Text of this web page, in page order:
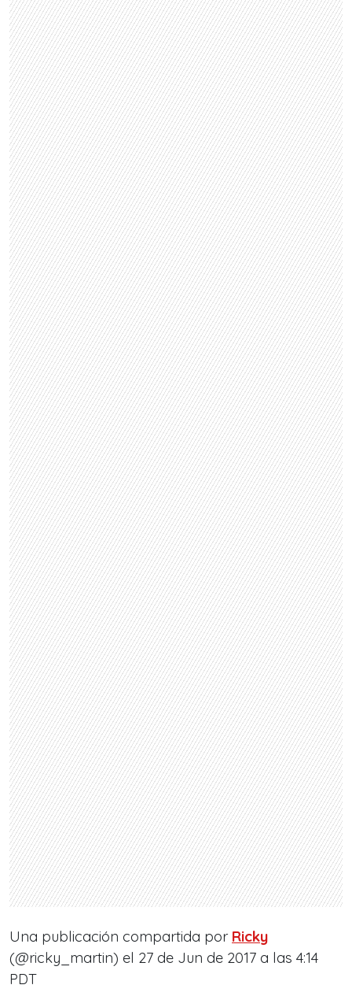
Una publicación compartida por Ricky
(@ricky_martin) el 27 de Jun de 2017 a las 4:14
PDT